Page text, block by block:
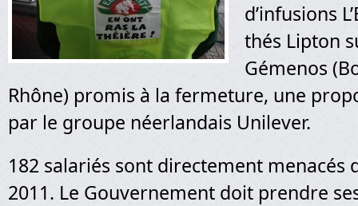
d’infusions
thés Lipton
Gémenos
Rhône) promis à la fermeture, une
par le groupe néerlandais Unilever.
182 salariés sont directement menacés
2011. Le Gouvernement doit prendre